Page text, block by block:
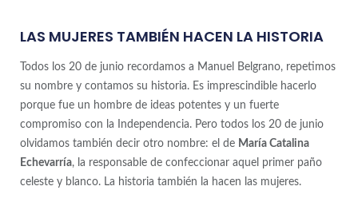
LAS MUJERES TAMBIÉN HACEN LA HISTORIA
Todos los 20 de junio recordamos a Manuel Belgrano, repetimos
su nombre y contamos su historia. Es imprescindible hacerlo
porque fue un hombre de ideas potentes y un fuerte
compromiso con la Independencia. Pero todos los 20 de junio
olvidamos también decir otro nombre: el de María Catalina
Echevarría, la responsable de confeccionar aquel primer paño
celeste y blanco. La historia también la hacen las mujeres.